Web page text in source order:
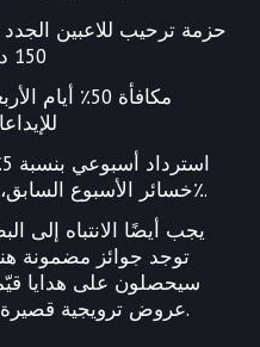
150 دورة مجانية لأربعة إيداعات؛
للإيداعات
خسائر الأسبوع السابق، والتي يمكن زيادتها إلى 11٪.
يجب أيضًا الانتباه إلى
توجد جوائز مضمونة
سيحصلون على هدايا
عروض ترويجية قصيرة الأجل تتزامن مع مختلف الأعياد.